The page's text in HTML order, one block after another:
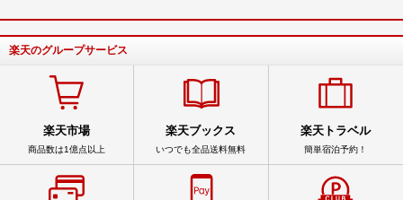
楽天のグループサービス
楽天市場
商品数は1億点以上
楽天ブックス
いつでも全品送料無料
楽天トラベル
簡単宿泊予約！